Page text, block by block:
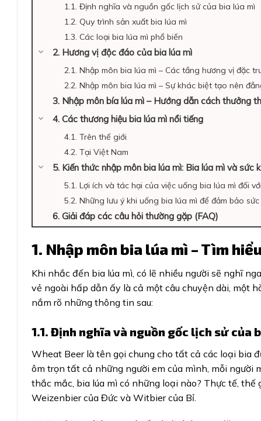
1.1. Định nghĩa và nguồn gốc lịch sử của bia lúa mì
1.2. Quy trình sản xuất bia lúa mì
1.3. Các loại bia lúa mì phổ biến
2. Hương vị độc đáo của bia lúa mì
2.1. Nhập môn bia lúa mì – Các tầng hương vị đặc
2.2. Nhập môn bia lúa mì – Sự khác biệt tạo nên
3. Nhập môn bía lúa mì – Hướng dẫn cách thưởng
4. Các thương hiệu bia lúa mì nổi tiếng
4.1. Trên thế giới
4.2. Tại Việt Nam
5. Kiến thức nhập môn bia lúa mì: Bia lúa mì và sức
5.1. Lợi ích và tác hại của việc uống bia lúa mì đối
5.2. Những lưu ý khi uống bia lúa mì để đảm bảo
6. Giải đáp các câu hỏi thường gặp (FAQ)
1. Nhập môn bia lúa mì – Tìm
Khi nhắc đến bia lúa mì, có lẽ nhiều người sẽ nghĩ
vẻ ngoài hấp dẫn ấy là cả một câu chuyện dài, một
nắm rõ những thông tin sau:
1.1. Định nghĩa và nguồn gốc lịch sử của
Wheat Beer là tên gọi chung cho tất cả các loại bia
ôm trọn tất cả những người em của mình, mỗi người
thắc mắc, bia lúa mì có những loại nào? Thực tế,
Weizenbier của Đức và Witbier của Bỉ.